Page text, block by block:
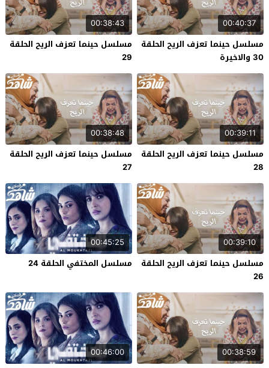
00:40:37
مسلسل حينما تعزف الريح الحلقة
30 والاخيرة
00:38:43
مسلسل حينما تعزف الريح الحلقة
29
00:39:11
مسلسل حينما تعزف الريح الحلقة
28
00:38:48
مسلسل حينما تعزف الريح الحلقة
27
00:39:10
مسلسل حينما تعزف الريح الحلقة
26
00:45:25
مسلسل المختفي الحلقة 24
00:38:59
00:46:00